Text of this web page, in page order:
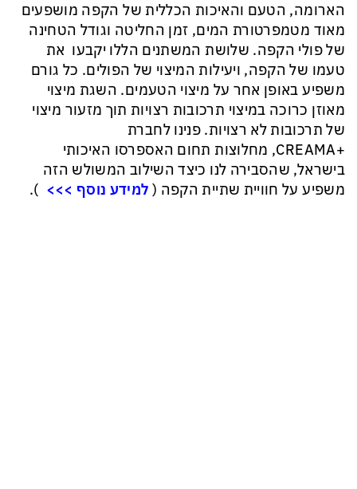
הארומה, הטעם והאיכות הכללית של הקפה מושפעים
מאוד מטמפרטורת המים, זמן החליטה וגודל הטחינה
של פולי הקפה. שלושת המשתנים הללו יקבעו את
טעמו של הקפה, ויעילות המיצוי של הפולים. כל גורם
משפיע באופן אחר על מיצוי הטעמים. השגת מיצוי
מאוזן כרוכה במיצוי תרכובות רצויות תוך מזעור מיצוי
של תרכובות לא רצויות. פנינו לחברת
+CREAMA, מחלוצות תחום האספרסו האיכותי
בישראל, שהסבירה לנו כיצד השילוב המשולש הזה
משפיע על חוויית שתיית הקפה ( למידע נוסף >>> ).